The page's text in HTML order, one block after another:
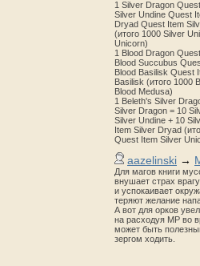
1 Silver Dragon
Silver Undine Quest
Dryad Quest Item
(итого 1000 Silver
Unicorn)
1 Blood Dragon
Blood Succubus
Blood Basilisk Quest
Basilisk (итого 1000
Blood Medusa)
1 Beleth's Silver
Silver Dragon = 10
Silver Undine + 10
Item Silver Dryad
Quest Item Silver
aazelinski →
Для магов книги
внушает страх
и успокаивает
теряют желание
А вот для орков
на расходуя MP во
может быть
зергом ходить.